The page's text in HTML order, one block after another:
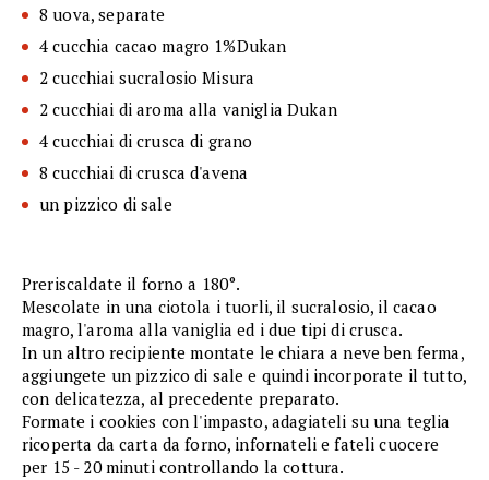
8 uova, separate
4 cucchia cacao magro 1%Dukan
2 cucchiai sucralosio Misura
2 cucchiai di aroma alla vaniglia Dukan
4 cucchiai di crusca di grano
8 cucchiai di crusca d'avena
un pizzico di sale
Preriscaldate il forno a 180°.
Mescolate in una ciotola i tuorli, il sucralosio, il cacao
magro, l'aroma alla vaniglia ed i due tipi di crusca.
In un altro recipiente montate le chiara a neve ben ferma,
aggiungete un pizzico di sale e quindi incorporate il tutto,
con delicatezza, al precedente preparato.
Formate i cookies con l'impasto, adagiateli su una teglia
ricoperta da carta da forno, infornateli e fateli cuocere
per 15 - 20 minuti controllando la cottura.